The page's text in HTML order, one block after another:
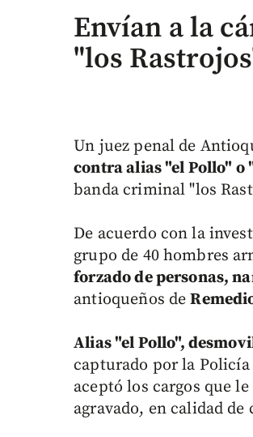
Envían a la
"los
Un juez penal de
contra alias "el Pollo" o
banda criminal "los
De acuerdo con la
grupo de 40 hombres
forzado de personas,
antioqueños de
Alias "el Pollo",
capturado por la
aceptó los cargos que
agravado, en calidad